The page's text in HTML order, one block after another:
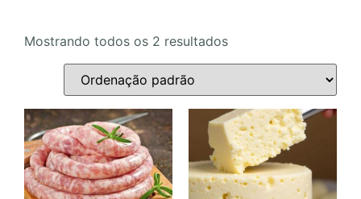
Mostrando todos os 2 resultados